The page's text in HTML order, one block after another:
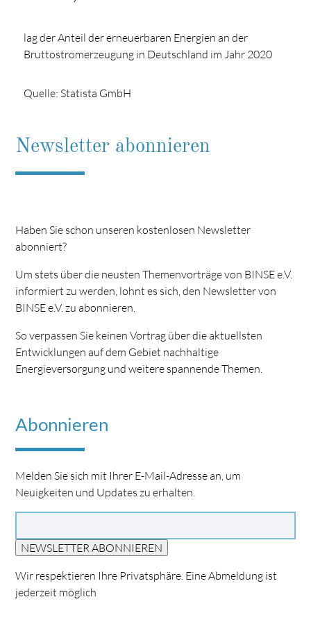
lag der Anteil der erneuerbaren Energien an der
Bruttostromerzeugung in Deutschland im Jahr 2020
Quelle: Statista GmbH
Newsletter abonnieren
Haben Sie schon unseren kostenlosen Newsletter
abonniert?
Um stets über die neusten Themenvorträge von BINSE e.V.
informiert zu werden, lohnt es sich, den Newsletter von
BINSE e.V. zu abonnieren.
So verpassen Sie keinen Vortrag über die aktuellsten
Entwicklungen auf dem Gebiet nachhaltige
Energieversorgung und weitere spannende Themen.
Abonnieren
Melden Sie sich mit Ihrer E-Mail-Adresse an, um
Neuigkeiten und Updates zu erhalten.
NEWSLETTER ABONNIEREN
Wir respektieren Ihre Privatsphäre. Eine Abmeldung ist
jederzeit möglich